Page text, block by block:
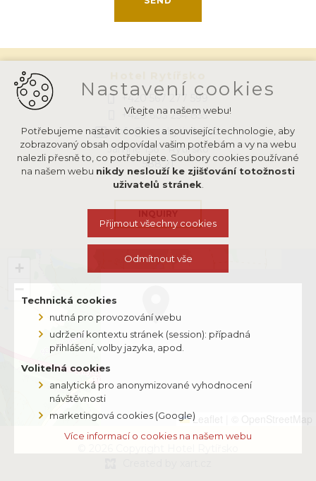
+420 567 277 599
+420 603 254 855
info@hotelrytirsko.cz
Jamné 156 - Rytířsko
588 21
Leaflet
Nastavení cookies
Vítejte na našem webu!
Potřebujeme nastavit cookies a související technologie, aby
zobrazovaný obsah odpovídal vašim potřebám a vy na webu
nalezli přesně to, co potřebujete. Soubory cookies používané
na našem webu nikdy neslouží ke zjišťování totožnosti
uživatelů stránek
Přijmout všechny cookies
Odmítnout vše
Technická cookies
nutná pro provozování webu
udržení kontextu stránek (session): případná
přihlášení, volby jazyka, apod.
Volitelná cookies
analytická pro anonymizované vyhodnocení
návštěvnosti
marketingová cookies (Google)
Více informací o cookies na našem webu